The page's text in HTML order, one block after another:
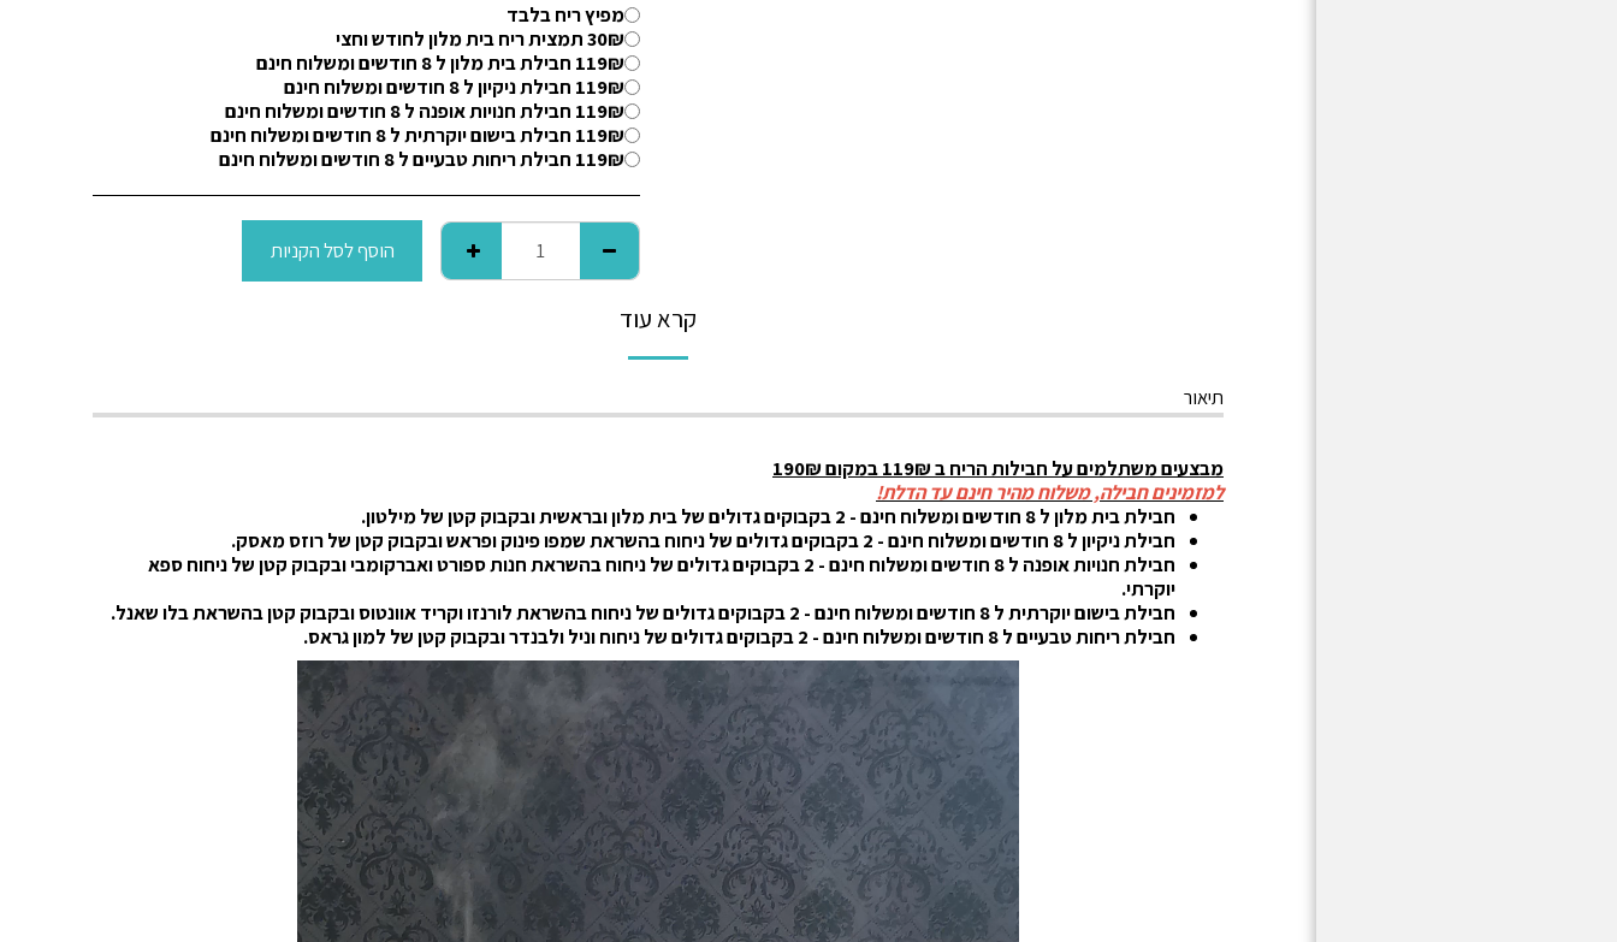
מפיץ ריח בלבד
30₪ תמצית ריח בית מלון לחודש וחצי
119₪ חבילת בית מלון ל 8 חודשים ומשלוח חינם
119₪ חבילת ניקיון ל 8 חודשים ומשלוח חינם
119₪ חבילת חנויות אופנה ל 8 חודשים ומשלוח חינם
119₪ חבילת בישום יוקרתית ל 8 חודשים ומשלוח חינם
119₪ חבילת ריחות טבעיים ל 8 חודשים ומשלוח חינם
הוסף לסל הקניות
קרא עוד
תיאור
מבצעים משתלמים על חבילות הריחב 119₪ במקום 190₪
למזמינים חבילה, משלוח מהיר חינם עד הדלת!
חבילת בית מלון ל 8 חודשים ומשלוח חינם - 2 בקבוקים גדולים של בית מלון ובראשית ובקבוק קטן של מילטון.
חבילת ניקיון ל 8 חודשים ומשלוח חינם - 2 בקבוקים גדולים של ניחוח בהשראת שמפו פינוק ופראש ובקבוק קטן של רוזס מאסק.
חבילת חנויות אופנה ל 8 חודשים ומשלוח חינם - 2 בקבוקים גדולים של ניחוח בהשראת
חנות ספורטואברקומבי ובקבוק קטן של ניחוח ספא
יוקרתי.
חבילת בישום יוקרתית ל 8 חודשים ומשלוח חינם - 2 בקבוקים גדולים של ניחוח בהשראת לורנזו וקריד אוונטוס ובקבוק קטן בהשראת בלו שאנל.
חבילת ריחות טבעיים ל 8 חודשים ומשלוח חינם - 2 בקבוקים גדולים של ניחוח וניל ולבנדר ובקבוק קטן של למון גראס.